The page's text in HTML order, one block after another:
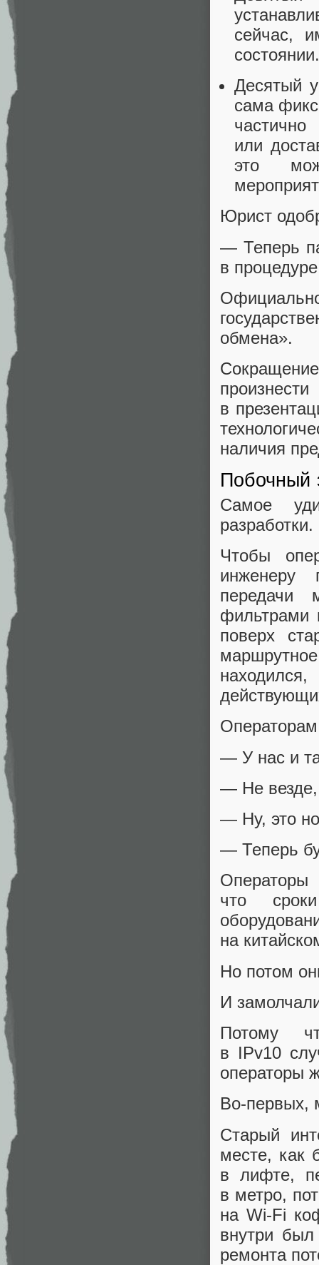
сейчас,
состоянии.
Десятый
сама
или
это
Юрист
— Теперь
в
обмена».
в
наличия
Побочный
Самое
разработки.
Чтобы
инженеру
передачи
фильтрами
поверх
Операторам
— У нас и
— Не везде,
— Ну, это
— Теперь
Операторы
что
на
Но потом
И
Потому
в IPv10
операторы
Во‑первых,
Старый
месте, как
в лифте,
в метро,
на Wi‑Fi
внутри
ремонта